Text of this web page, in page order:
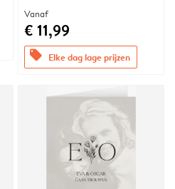
Vanaf
€ 11,99
offers Elke dag lage prijzen